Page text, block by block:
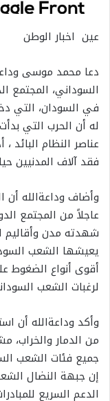
عين اخبار الوطن
دعا محمد موسى
السوداني، المجتمع
في السودان، التي
عناصر النظام البائد
فقد آلاف المدنيين
وأضاف وداعةالله أن
عاجلاً من المجتمع
شهدته مدن وأقاليم
يعيشها الشعب
أقوى أنواع الضغوط
لرغبات الشعب
وأكد وداعةالله أن
من الدمار والخراب،
جميع فئات الشعب
إن جبهة النضال
الدعم السريع